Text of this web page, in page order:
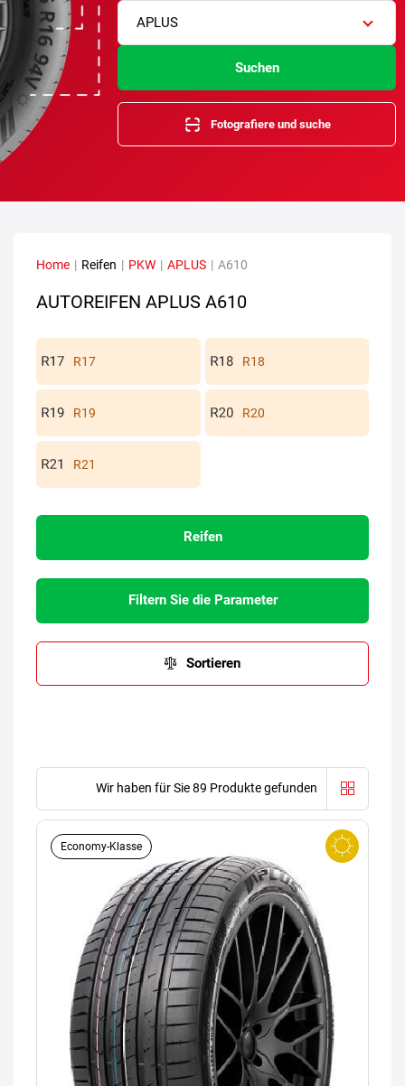
APLUS
Suchen
Fotografiere und suche
Home | Reifen | PKW | APLUS | A610
AUTOREIFEN APLUS A610
R17 R18
R19 R20
R21
Reifen
Filtern Sie die Parameter
Sortieren
Wir haben für Sie 89 Produkte gefunden
Economy-Klasse